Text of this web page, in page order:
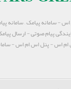
سامانه پیامک – سامانه پیام
پیام صوتی - ارسال
اس - پنل اس ام اس -